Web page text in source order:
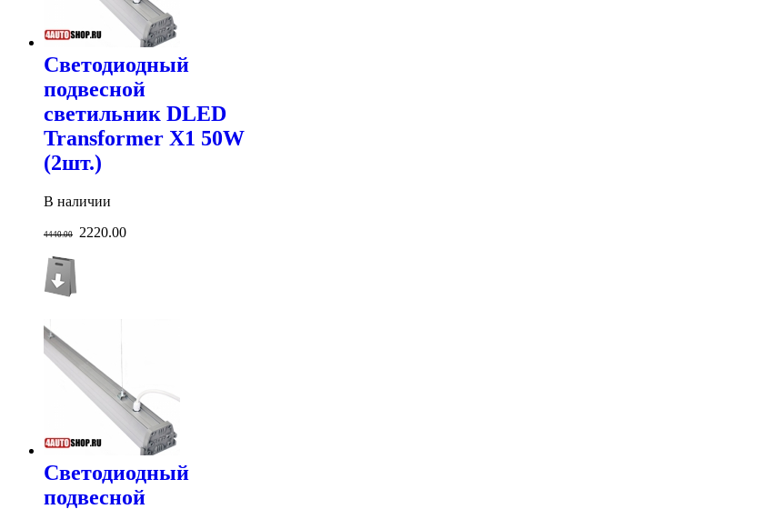
Светодиодный
подвесной
светильник DLED
Transformer X1 50W
(2шт.)
В наличии
4440.00 2220.00
Светодиодный
подвесной